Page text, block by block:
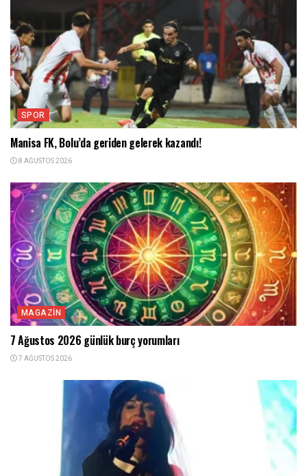
SPOR
Manisa FK, Bolu’da geriden gelerek kazandı!
8 AĞUSTOS 2026
MAGAZIN
7 Ağustos 2026 günlük burç yorumları
7 AĞUSTOS 2026